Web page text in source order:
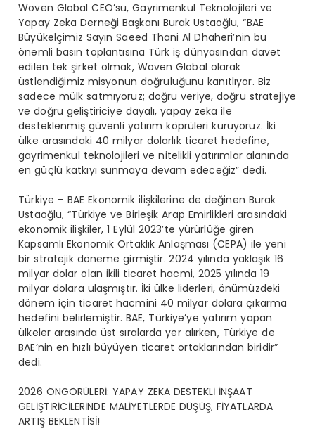
Woven Global CEO’su, Gayrimenkul Teknolojileri ve
Yapay Zeka Derneği Başkanı Burak Ustaoğlu,“BAE
Büyükelçimiz SayınSaeed Thani AlDhaheri’nin bu
önemli basın toplantısına Türk iş dünyasından davet
edilen tek şirket olmak, Woven Global olarak
üstlendiğimiz misyonun doğruluğunu kanıtlıyor. Biz
sadece mülk satmıyoruz; doğru veriye, doğru stratejiye
ve doğru geliştiriciye dayalı, yapay zeka ile
desteklenmiş güvenli yatırım köprüleri kuruyoruz. İki
ülke arasındaki 40 milyar dolarlık ticaret hedefine,
gayrimenkul teknolojileri ve nitelikli yatırımlar alanında
en güçlü katkıyı sunmaya devam edeceğiz” dedi.
Türkiye – BAE Ekonomik ilişkilerine de değinen Burak
Ustaoğlu,“Türkiye ve Birleşik Arap Emirlikleri arasındaki
ekonomik ilişkiler, 1 Eylül 2023’te yürürlüğe giren
Kapsamlı Ekonomik Ortaklık Anlaşması (CEPA) ile yeni
bir stratejik döneme girmiştir. 2024 yılında yaklaşık 16
milyar dolar olan ikili ticaret hacmi, 2025 yılında 19
milyar dolara ulaşmıştır. İki ülke liderleri, önümüzdeki
dönem için ticaret hacmini 40 milyar dolara çıkarma
hedefini belirlemiştir. BAE, Türkiye’ye yatırım yapan
ülkeler arasında üst sıralarda yer alırken, Türkiye de
BAE’nin en hızlı büyüyen ticaret ortaklarından biridir”
dedi.
2026 ÖNGÖRÜLERİ: YAPAY ZEKA DESTEKLİ İNŞAAT
GELİŞTİRİCİLERİNDE MALİYETLERDE DÜŞÜŞ, FİYATLARDA
ARTIŞ BEKLENTİSİ!